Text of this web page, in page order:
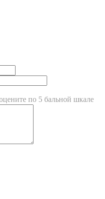
по 5 бальной шкале